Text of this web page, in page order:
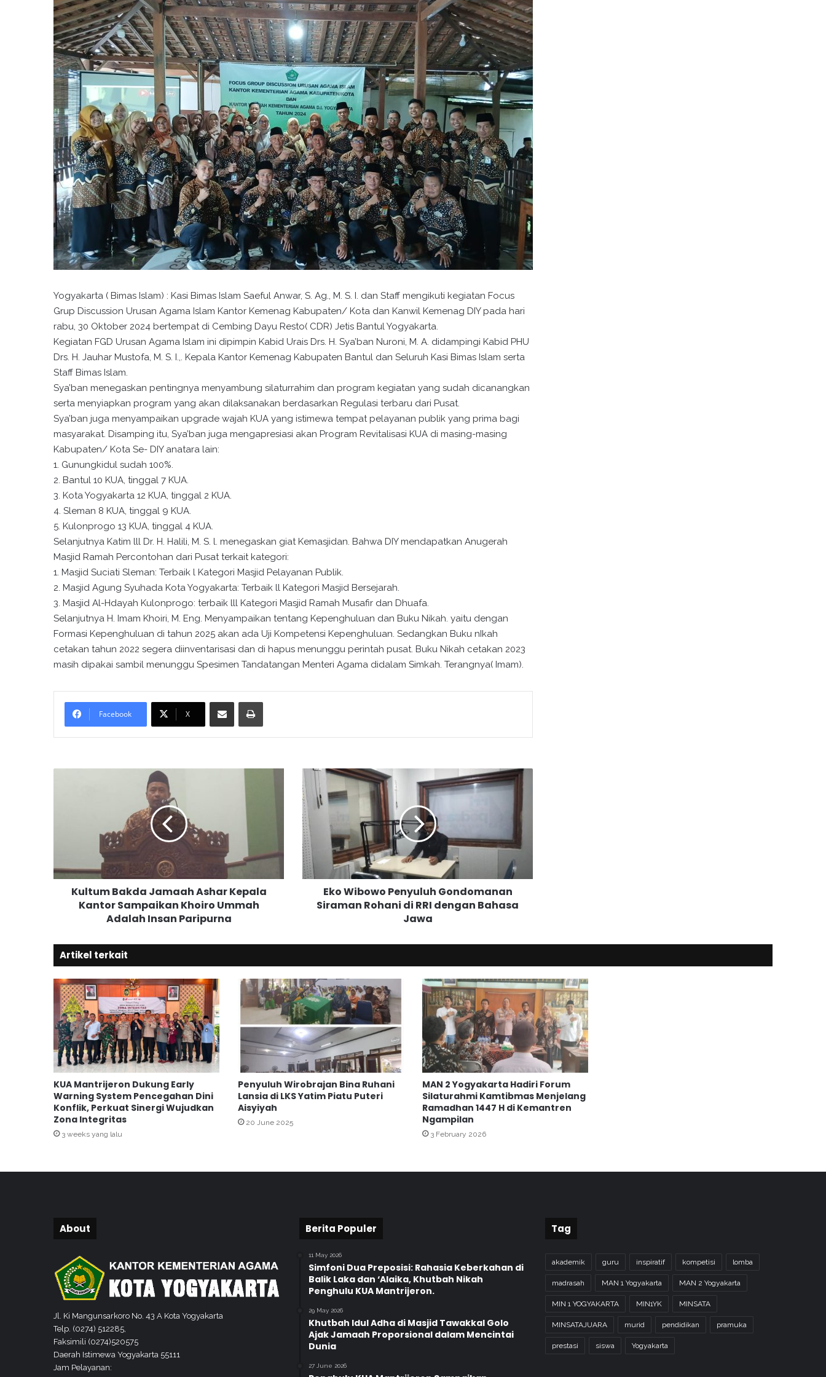
Yogyakarta ( Bimas Islam) : Kasi Bimas Islam Saeful Anwar, S. Ag., M. S. I. dan Staff mengikuti kegiatan Focus
Grup Discussion Urusan Agama Islam Kantor Kemenag Kabupaten/ Kota dan Kanwil Kemenag DIY pada hari
rabu, 30 Oktober 2024 bertempat di Cembing Dayu Resto( CDR) Jetis Bantul Yogyakarta.
Kegiatan FGD Urusan Agama Islam ini dipimpin Kabid Urais Drs. H. Sya’ban Nuroni, M. A. didampingi Kabid PHU
Drs. H. Jauhar Mustofa, M. S. I.,. Kepala Kantor Kemenag Kabupaten Bantul dan Seluruh Kasi Bimas Islam serta
Staff Bimas Islam.
Sya’ban menegaskan pentingnya menyambung silaturrahim dan program kegiatan yang sudah dicanangkan
serta menyiapkan program yang akan dilaksanakan berdasarkan Regulasi terbaru dari Pusat.
Sya’ban juga menyampaikan upgrade wajah KUA yang istimewa tempat pelayanan publik yang prima bagi
masyarakat. Disamping itu, Sya’ban juga mengapresiasi akan Program Revitalisasi KUA di masing-masing
Kabupaten/ Kota Se- DIY anatara lain:
1. Gunungkidul sudah 100%.
2. Bantul 10 KUA, tinggal 7 KUA.
3. Kota Yogyakarta 12 KUA, tinggal 2 KUA.
4. Sleman 8 KUA, tinggal 9 KUA.
5. Kulonprogo 13 KUA, tinggal 4 KUA.
Selanjutnya Katim lll Dr. H. Halili, M. S. l. menegaskan giat Kemasjidan. Bahwa DIY mendapatkan Anugerah
Masjid Ramah Percontohan dari Pusat terkait kategori:
1. Masjid Suciati Sleman: Terbaik l Kategori Masjid Pelayanan Publik.
2. Masjid Agung Syuhada Kota Yogyakarta: Terbaik ll Kategori Masjid Bersejarah.
3. Masjid Al-Hdayah Kulonprogo: terbaik lll Kategori Masjid Ramah Musafir dan Dhuafa.
Selanjutnya H. Imam Khoiri, M. Eng. Menyampaikan tentang Kepenghuluan dan Buku Nikah. yaitu dengan
Formasi Kepenghuluan di tahun 2025 akan ada Uji Kompetensi Kepenghuluan. Sedangkan Buku nIkah
cetakan tahun 2022 segera diinventarisasi dan di hapus menunggu perintah pusat. Buku Nikah cetakan 2023
masih dipakai sambil menunggu Spesimen Tandatangan Menteri Agama didalam Simkah. Terangnya( Imam).
Facebook X
k
m
a
h
h
a
K
e
p
a
l
a
K
i
n
K
h
o
i
Kultum Bakda Jamaah Ashar Kepala
Kantor Sampaikan Khoiro Ummah
Adalah Insan Paripurna
k
o
W
i
b
o
w
o
u
u
h
G
o
n
d
m
a
n
a
o
Eko Wibowo Penyuluh Gondomanan
Siraman Rohani di RRI dengan Bahasa
Jawa
Artikel terkait
KUA Mantrijeron Dukung Early
Warning System Pencegahan Dini
Konflik, Perkuat Sinergi Wujudkan
Zona Integritas
3 weeks yang lalu
Penyuluh Wirobrajan Bina Ruhani
Lansia di LKS Yatim Piatu Puteri
Aisyiyah
20 June 2025
MAN 2 Yogyakarta Hadiri Forum
Silaturahmi Kamtibmas Menjelang
Ramadhan 1447 H di Kemantren
Ngampilan
3 February 2026
About
Jl. Ki Mangunsarkoro No. 43 A Kota Yogyakarta
Telp. (0274) 512285,
Faksimili (0274)520575
Daerah Istimewa Yogyakarta 55111
Jam Pelayanan:
Berita Populer
11 May 2026
Simfoni Dua Preposisi: Rahasia Keberkahan di
Balik Laka dan ‘Alaika, Khutbah Nikah
Penghulu KUA Mantrijeron.
29 May 2026
Khutbah Idul Adha di Masjid Tawakkal Golo
Ajak Jamaah Proporsional dalam Mencintai
Dunia
27 June 2026
Tag
akademik guru inspiratif kompetisi lomba
madrasah MAN 1 Yogyakarta MAN 2 Yogyakarta
MIN 1 YOGYAKARTA MIN1YK MINSATA
MINSATAJUARA murid pendidikan pramuka
prestasi siswa Yogyakarta